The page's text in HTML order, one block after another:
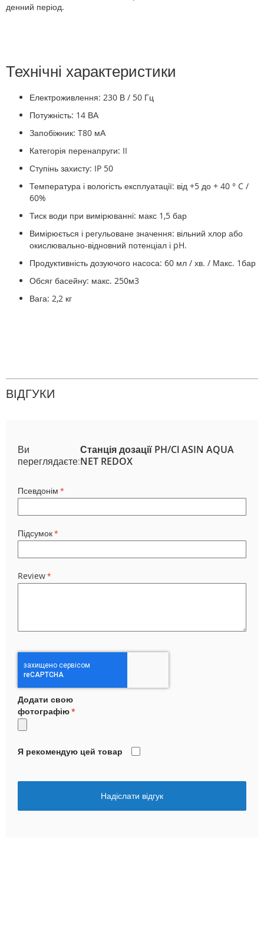
денний період.
Технічні характеристики
Електроживлення: 230 В / 50 Гц
Потужність: 14 ВА
Запобіжник: T80 мА
Категорія перенапруги: II
Ступінь захисту: IP 50
Температура і вологість експлуатації: від +5 до + 40 ° C /
60%
Тиск води при вимірюванні: макс 1,5 бар
Вимірюється і регульоване значення: вільний хлор або
окислювально-відновний потенціал і pH.
Продуктивність дозуючого насоса: 60 мл / хв. / Макс. 1бар
Обсяг басейну: макс. 250м3
Вага: 2,2 кг
ВІДГУКИ
Ви
переглядаєте:
Станція дозації PH/Cl ASIN AQUA
NET REDOX
Псевдонім
Підсумок
Review
Додати свою
фотографію
Я рекомендую цей товар
Надіслати відгук